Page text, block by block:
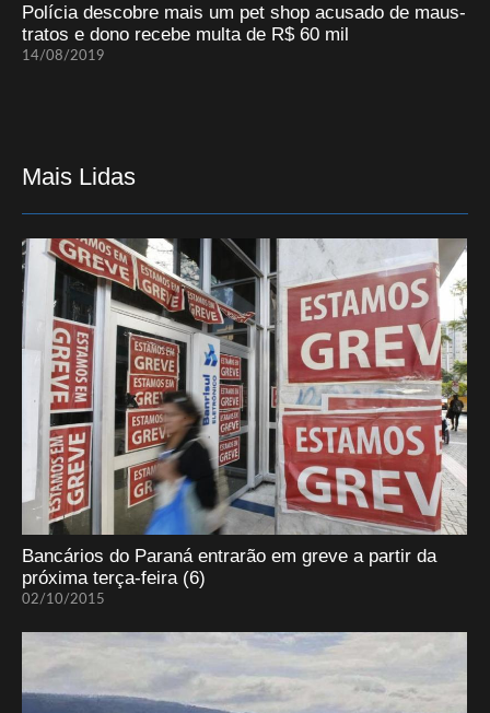
Polícia descobre mais um pet shop acusado de maus-
tratos e dono recebe multa de R$ 60 mil
14/08/2019
Mais Lidas
Bancários do Paraná entrarão em greve a partir da
próxima terça-feira (6)
02/10/2015